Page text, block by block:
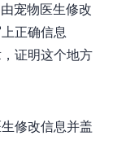
由宠物医生修改
正确信息
证明这个地方
修改信息并盖